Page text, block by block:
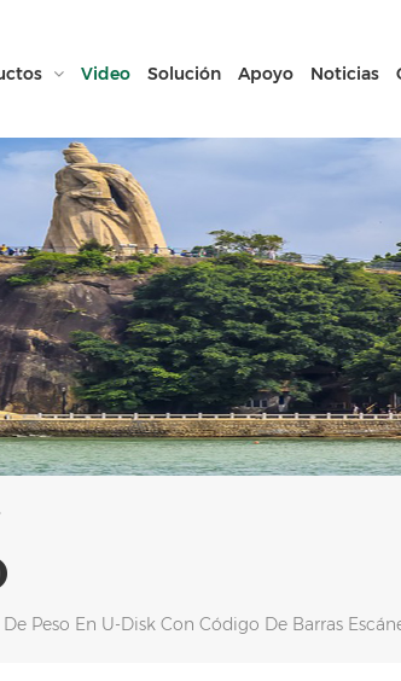
Video Solución Apoyo Noticias
Peso En U-Disk Con Código De Barras